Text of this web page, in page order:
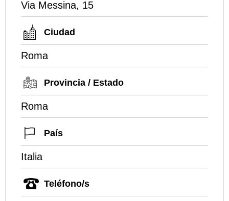
Via Messina, 15
Ciudad
Roma
Provincia / Estado
Roma
País
Italia
Teléfono/s